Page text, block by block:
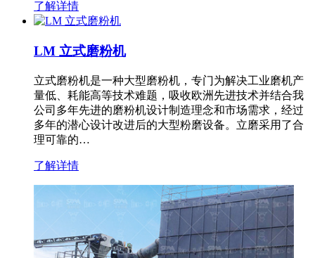
了解详情
LM 立式磨粉机
立式磨粉机是一种大型磨粉机，专门为解决工业磨机产
量低、耗能高等技术难题，吸收欧洲先进技术并结合我
公司多年先进的磨粉机设计制造理念和市场需求，经过
多年的潜心设计改进后的大型粉磨设备。立磨采用了合
理可靠的…
了解详情